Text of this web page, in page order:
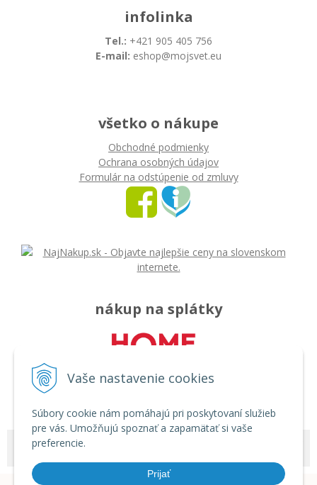
Vaše nastavenie cookies
Súbory cookie nám pomáhajú pri poskytovaní služieb
pre vás. Umožňujú spoznať a zapamätať si vaše
preferencie.
Prijať
infolinka
Tel.: +421 905 405 756
E-mail: eshop@mojsvet.eu
všetko o nákupe
Obchodné podmienky
Ochrana osobných údajov
Formulár na odstúpenie od zmluvy
nákup na splátky
© 2026 Môj svet - rozličný tovar •